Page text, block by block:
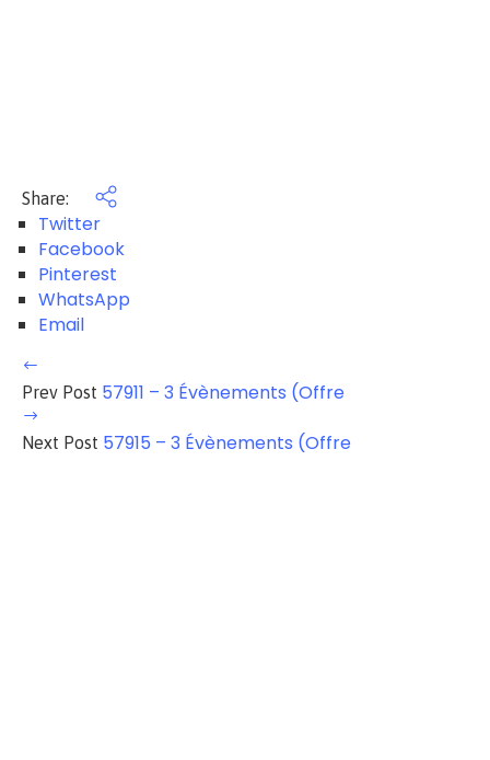
Share:
Twitter
Facebook
Pinterest
WhatsApp
Email
Prev Post 57911 – 3 Évènements (Offre
Next Post 57915 – 3 Évènements (Offre